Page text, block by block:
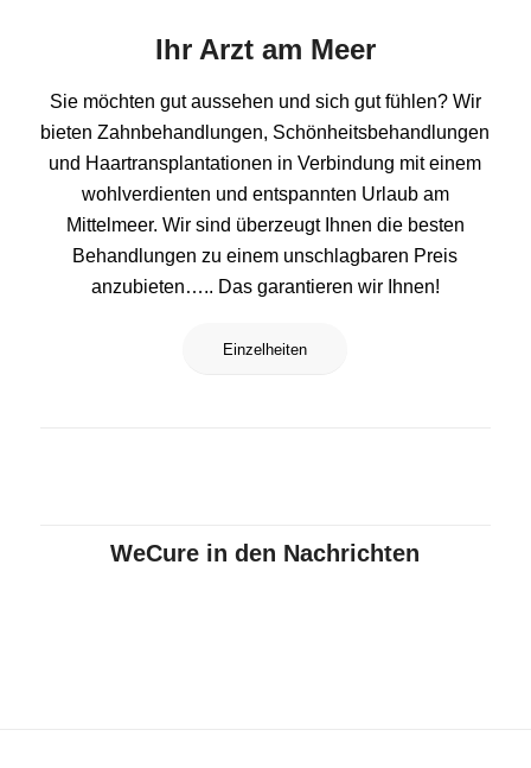
Ihr Arzt am Meer
Sie möchten gut aussehen und sich gut fühlen? Wir
bieten Zahnbehandlungen, Schönheitsbehandlungen
und Haartransplantationen in Verbindung mit einem
wohlverdienten und entspannten Urlaub am
Mittelmeer. Wir sind überzeugt Ihnen die besten
Behandlungen zu einem unschlagbaren Preis
anzubieten….. Das garantieren wir Ihnen!
Einzelheiten
WeCure in den Nachrichten